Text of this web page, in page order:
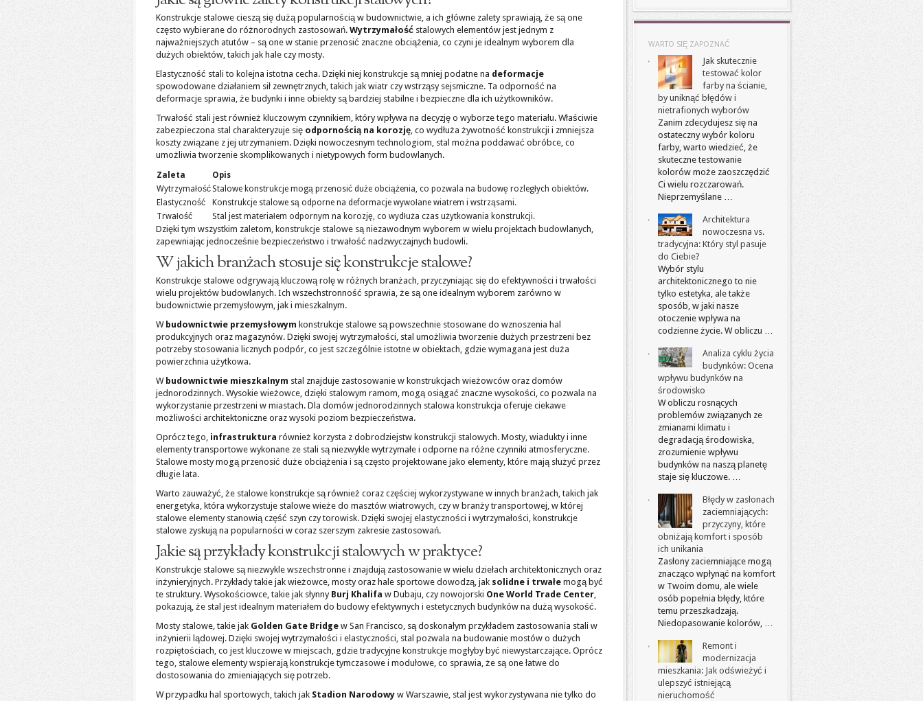
Konstrukcje stalowe cieszą się dużą popularnością w budownictwie, a ich główne zalety sprawiają, że są one
często wybierane do różnorodnych zastosowań. Wytrzymałość stalowych elementów jest jednym z
najważniejszych atutów – są one w stanie przenosić znaczne obciążenia, co czyni je idealnym wyborem dla
dużych obiektów, takich jak hale czy mosty.
Elastyczność stali to kolejna istotna cecha. Dzięki niej konstrukcje są mniej podatne na deformacje
spowodowane działaniem sił zewnętrznych, takich jak wiatr czy wstrząsy sejsmiczne. Ta odporność na
deformacje sprawia, że budynki i inne obiekty są bardziej stabilne i bezpieczne dla ich użytkowników.
Trwałość stali jest również kluczowym czynnikiem, który wpływa na decyzję o wyborze tego materiału. Właściwie
zabezpieczona stal charakteryzuje się odpornością na korozję, co wydłuża żywotność konstrukcji i zmniejsza
koszty związane z jej utrzymaniem. Dzięki nowoczesnym technologiom, stal można poddawać obróbce, co
umożliwia tworzenie skomplikowanych i nietypowych form budowlanych.
Zaleta
Opis
Wytrzymałość Stalowe konstrukcje mogą przenosić duże obciążenia, co pozwala na budowę rozległych obiektów.
Elastyczność
Konstrukcje stalowe są odporne na deformacje wywołane wiatrem i wstrząsami.
Trwałość
Stal jest materiałem odpornym na korozję, co wydłuża czas użytkowania konstrukcji.
Dzięki tym wszystkim zaletom, konstrukcje stalowe są niezawodnym wyborem w wielu projektach budowlanych,
zapewniając jednocześnie bezpieczeństwo i trwałość nadzwyczajnych budowli.
W jakich branżach stosuje się konstrukcje stalowe?
Konstrukcje stalowe odgrywają kluczową rolę w różnych branżach, przyczyniając się do efektywności i trwałości
wielu projektów budowlanych. Ich wszechstronność sprawia, że są one idealnym wyborem zarówno w
budownictwie przemysłowym, jak i mieszkalnym.
W budownictwie przemysłowym konstrukcje stalowe są powszechnie stosowane do wznoszenia hal
produkcyjnych oraz magazynów. Dzięki swojej wytrzymałości, stal umożliwia tworzenie dużych przestrzeni bez
potrzeby stosowania licznych podpór, co jest szczególnie istotne w obiektach, gdzie wymagana jest duża
powierzchnia użytkowa.
W budownictwie mieszkalnym stal znajduje zastosowanie w konstrukcjach wieżowców oraz domów
jednorodzinnych. Wysokie wieżowce, dzięki stalowym ramom, mogą osiągać znaczne wysokości, co pozwala na
wykorzystanie przestrzeni w miastach. Dla domów jednorodzinnych stalowa konstrukcja oferuje ciekawe
możliwości architektoniczne oraz wysoki poziom bezpieczeństwa.
Oprócz tego, infrastruktura również korzysta z dobrodziejstw konstrukcji stalowych. Mosty, wiadukty i inne
elementy transportowe wykonane ze stali są niezwykle wytrzymałe i odporne na różne czynniki atmosferyczne.
Stalowe mosty mogą przenosić duże obciążenia i są często projektowane jako elementy, które mają służyć przez
długie lata.
Warto zauważyć, że stalowe konstrukcje są również coraz częściej wykorzystywane w innych branżach, takich jak
energetyka, która wykorzystuje stalowe wieże do masztów wiatrowych, czy w branży transportowej, w której
stalowe elementy stanowią część szyn czy torowisk. Dzięki swojej elastyczności i wytrzymałości, konstrukcje
stalowe zyskują na popularności w coraz szerszym zakresie zastosowań.
Jakie są przykłady konstrukcji stalowych w praktyce?
Konstrukcje stalowe są niezwykle wszechstronne i znajdują zastosowanie w wielu dziełach architektonicznych oraz
inżynieryjnych. Przykłady takie jak wieżowce, mosty oraz hale sportowe dowodzą, jak solidne i trwałe mogą być
te struktury. Wysokościowce, takie jak słynny Burj Khalifa w Dubaju, czy nowojorski One World Trade Center,
pokazują, że stal jest idealnym materiałem do budowy efektywnych i estetycznych budynków na dużą wysokość.
Mosty stalowe, takie jak Golden Gate Bridge w San Francisco, są doskonałym przykładem zastosowania stali w
inżynierii lądowej. Dzięki swojej wytrzymałości i elastyczności, stal pozwala na budowanie mostów o dużych
rozpiętościach, co jest kluczowe w miejscach, gdzie tradycyjne konstrukcje mogłyby być niewystarczające. Oprócz
tego, stalowe elementy wspierają konstrukcje tymczasowe i modułowe, co sprawia, że są one łatwe do
dostosowania do zmieniających się potrzeb.
W przypadku hal sportowych, takich jak Stadion Narodowy w Warszawie, stal jest wykorzystywana nie tylko do
WARTO SIĘ ZAPOZNAĆ
Jak skutecznie
testować kolor
farby na ścianie,
by uniknąć błędów i
nietrafionych wyborów
Zanim zdecydujesz się na
ostateczny wybór koloru
farby, warto wiedzieć, że
skuteczne testowanie
kolorów może zaoszczędzić
Ci wielu rozczarowań.
Nieprzemyślane …
Architektura
nowoczesna vs.
tradycyjna: Który styl pasuje
do Ciebie?
Wybór stylu
architektonicznego to nie
tylko estetyka, ale także
sposób, w jaki nasze
otoczenie wpływa na
codzienne życie. W obliczu …
Analiza cyklu życia
budynków: Ocena
wpływu budynków na
środowisko
W obliczu rosnących
problemów związanych ze
zmianami klimatu i
degradacją środowiska,
zrozumienie wpływu
budynków na naszą planetę
staje się kluczowe. …
Błędy w zasłonach
zaciemniających:
przyczyny, które
obniżają komfort i sposób
ich unikania
Zasłony zaciemniające mogą
znacząco wpłynąć na komfort
w Twoim domu, ale wiele
osób popełnia błędy, które
temu przeszkadzają.
Niedopasowanie kolorów, …
Remont i
modernizacja
mieszkania: Jak odświeżyć i
ulepszyć istniejącą
nieruchomość